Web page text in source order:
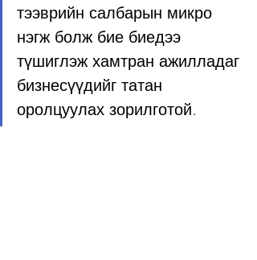
тээврийн салбарын микро
нэгж болж бие биедээ
түшиглэж хамтран ажилладаг
бизнесүүдийг татан
оролцуулах зорилготой.